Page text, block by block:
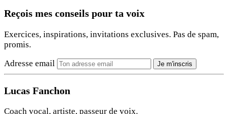
Reçois mes conseils pour ta voix
Exercices, inspirations, invitations exclusives. Pas de spam,
promis.
Adresse email
Je m'inscris
Lucas Fanchon
Coach vocal, artiste, passeur de voix.